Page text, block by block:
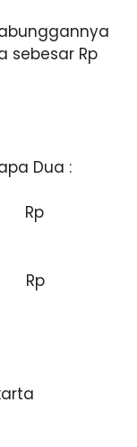
sebesar Rp
Dua :
Rp